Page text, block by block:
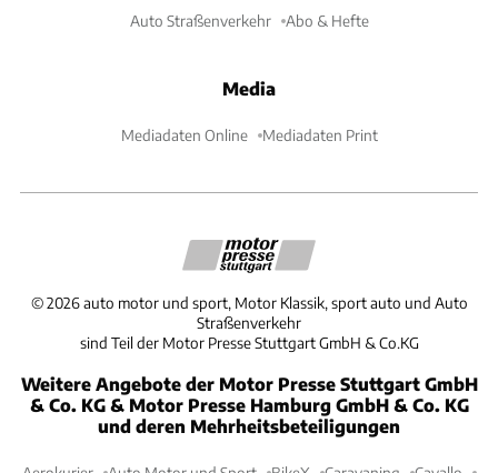
Auto Straßenverkehr Abo & Hefte
Media
Mediadaten Online Mediadaten Print
©2026 auto motor und sport, Motor Klassik, sport auto und Auto
Straßenverkehr
sind Teil der Motor Presse Stuttgart GmbH & Co.KG
Weitere Angebote der Motor Presse Stuttgart GmbH
& Co. KG & Motor Presse Hamburg GmbH & Co. KG
und deren Mehrheitsbeteiligungen